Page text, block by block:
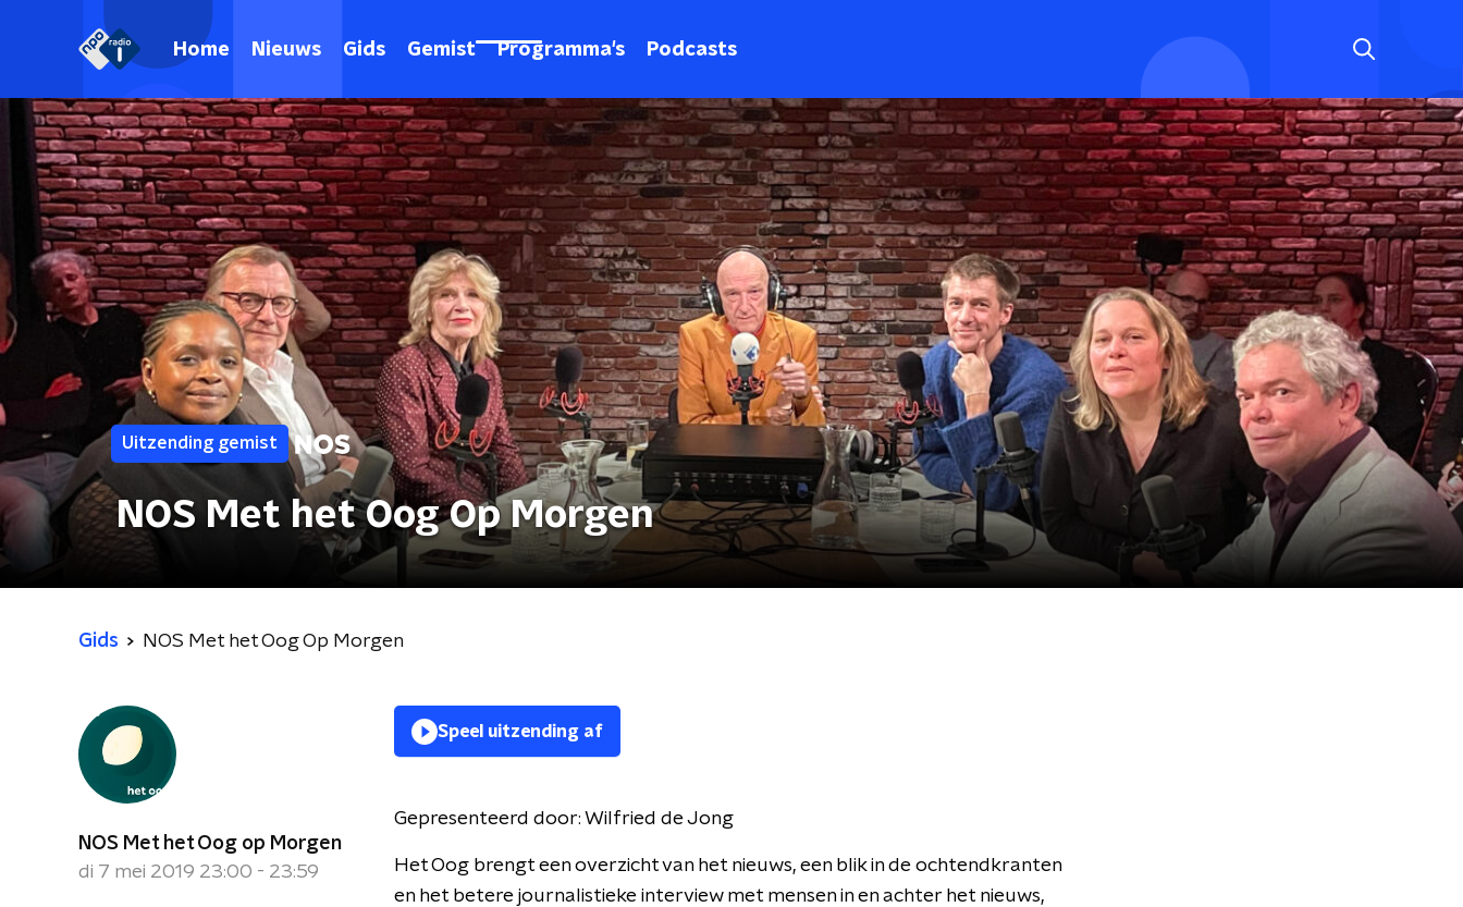
Home Nieuws Gids Gemist Programma's Podcasts
Uitzending gemist
NOS Met het Oog Op Morgen
Gids NOS Met het Oog Op Morgen
NOS Met het Oog op Morgen
di 7 mei 2019 23:00 - 23:59
Speel uitzending af
Gepresenteerd door: Wilfried de Jong
Het Oog brengt een overzicht van het nieuws, een blik in de ochtendkranten
en het betere journalistieke interview met mensen in en achter het nieuws,